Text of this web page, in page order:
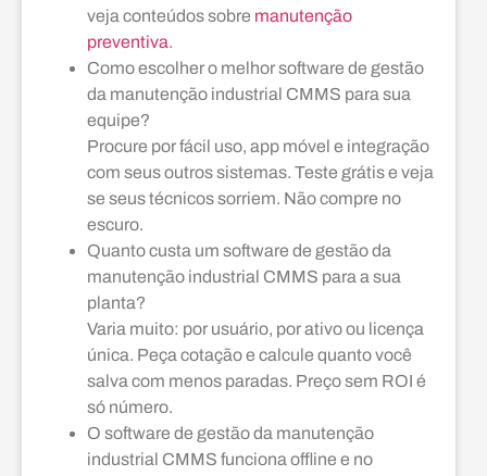
veja conteúdos sobre manutenção
preventiva.
Como escolher o melhor software de gestão
da manutenção industrial CMMS para sua
equipe?
Procure por fácil uso, app móvel e integração
com seus outros sistemas. Teste grátis e veja
se seus técnicos sorriem. Não compre no
escuro.
Quanto custa um software de gestão da
manutenção industrial CMMS para a sua
planta?
Varia muito: por usuário, por ativo ou licença
única. Peça cotação e calcule quanto você
salva com menos paradas. Preço sem ROI é
só número.
O software de gestão da manutenção
industrial CMMS funciona offline e no